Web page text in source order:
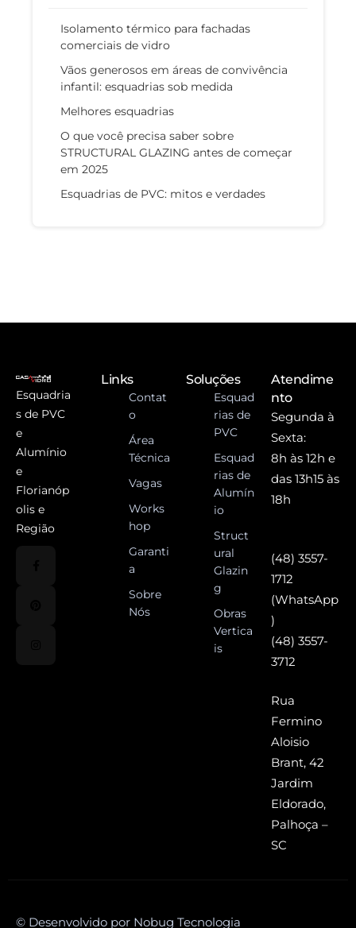
Isolamento térmico para fachadas
comerciais de vidro
Vãos generosos em áreas de convivência
infantil: esquadrias sob medida
Melhores esquadrias
O que você precisa saber sobre
STRUCTURAL GLAZING antes de começar
em 2025
Esquadrias de PVC: mitos e verdades
Esquadria
s de PVC
e
Alumínio
e
Florianóp
olis e
Região
Links
Contat
o
Área
Técnica
Vagas
Works
hop
Garanti
a
Sobre
Nós
Soluções
Esquad
rias de
PVC
Esquad
rias de
Alumín
io
Struct
ural
Glazin
g
Obras
Vertica
is
Atendime
nto
Segunda à
Sexta:
8h às 12h e
das 13h15 às
18h
(48) 3557-
1712
(WhatsApp
)
(48) 3557-
3712
Rua
Fermino
Aloisio
Brant, 42
Jardim
Eldorado,
Palhoça –
SC
© Desenvolvido por Nobug Tecnologia